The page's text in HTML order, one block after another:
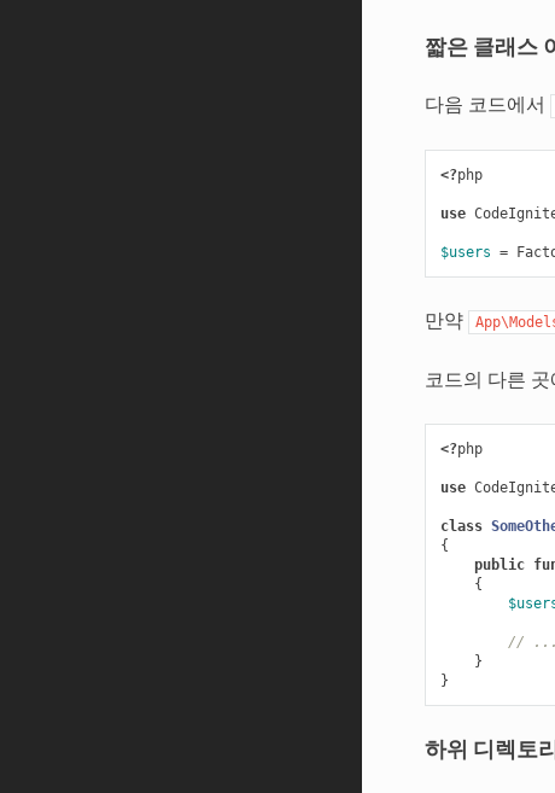
짧은 클래스
다음 코드에서
<?php
use
$users =
만약
코드의 다른
<?php
use
class
{
public
{
// ...
}
}
하위 디렉토